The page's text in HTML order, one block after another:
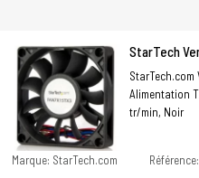
StarTech
StarTech.com
Alimentation
tr/min, Noir
Marque: StarTech.com